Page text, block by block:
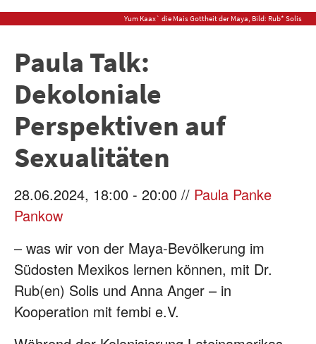
Yum Kaax` die Mais Gottheit der Maya, Bild: Rub* Solis
Paula Talk:
Dekoloniale
Perspektiven auf
Sexualitäten
28.06.2024, 18:00 - 20:00 // Paula Panke
Pankow
– was wir von der Maya-Bevölkerung im
Südosten Mexikos lernen können, mit Dr.
Rub(en) Solis und Anna Anger – in
Kooperation mit fembi e.V.